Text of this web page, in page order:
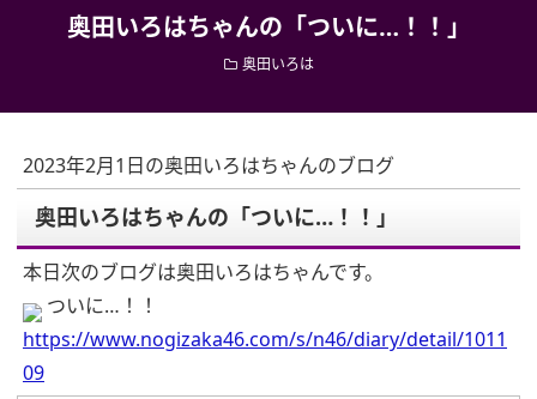
奥田いろはちゃんの「ついに…！！」
奥田いろは
2023年2月1日の奥田いろはちゃんのブログ
奥田いろはちゃんの「ついに…！！」
本日次のブログは奥田いろはちゃんです。
ついに…！！
https://www.nogizaka46.com/s/n46/diary/detail/1011
09